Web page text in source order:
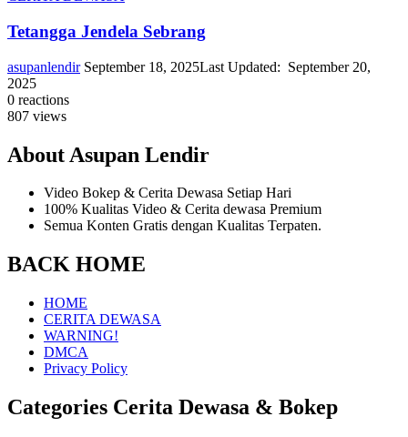
Tetangga Jendela Sebrang
asupanlendir September 18, 2025Last Updated: September 20,
2025
0 reactions
807 views
About Asupan Lendir
Video Bokep & Cerita Dewasa Setiap Hari
100% Kualitas Video & Cerita dewasa Premium
Semua Konten Gratis dengan Kualitas Terpaten.
BACK HOME
HOME
CERITA DEWASA
WARNING!
DMCA
Privacy Policy
Categories Cerita Dewasa & Bokep